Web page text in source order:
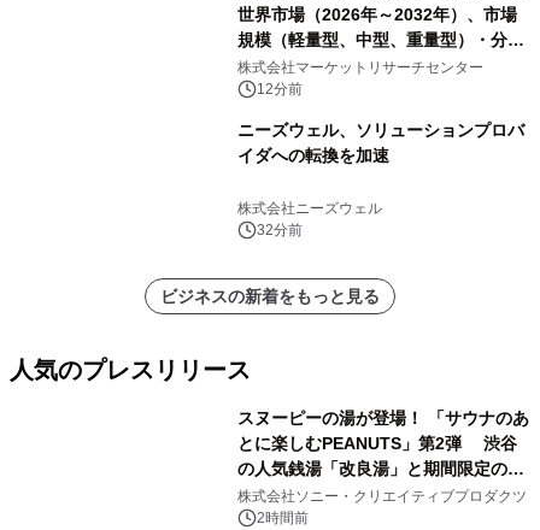
世界市場（2026年～2032年）、市場
規模（軽量型、中型、重量型）・分析
レポートを発表
株式会社マーケットリサーチセンター
12分前
ニーズウェル、ソリューションプロバ
イダへの転換を加速
株式会社ニーズウェル
32分前
ビジネスの新着をもっと見る
人気のプレスリリース
スヌーピーの湯が登場！ 「サウナのあ
とに楽しむPEANUTS」第2弾 渋谷
の人気銭湯「改良湯」と期間限定のコ
ラボレーション サウナイキタイコラ
ボグッズも発売決定！
株式会社ソニー・クリエイティブプロダクツ
2時間前